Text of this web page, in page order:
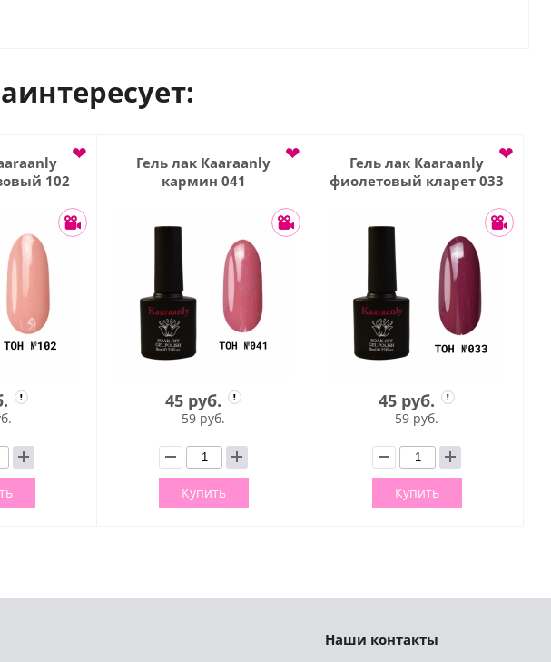
102
❤
Гель лак Кaaraanly
кармин 041
❤
45 руб.
59 руб.
Купить
Гель лак Кaaraanly
фиолетовый кларет 033
❤
45 руб.
59 руб.
Купить
Наши контакты